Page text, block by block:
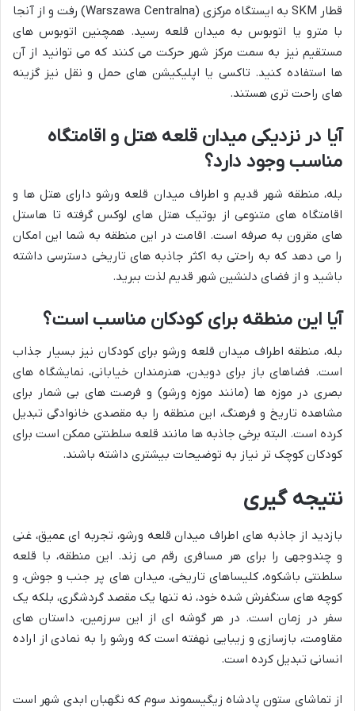
قطار SKM به ایستگاه مرکزی (Warszawa Centralna) رفت و از آنجا
با مترو یا اتوبوس به میدان قلعه رسید. همچنین اتوبوس های
مستقیم نیز به سمت مرکز شهر حرکت می کنند که می توانید از آن
ها استفاده کنید. تاکسی یا اپلیکیشن های حمل و نقل نیز گزینه
های راحت تری هستند.
آیا در نزدیکی میدان قلعه هتل و اقامتگاه
مناسب وجود دارد؟
بله، منطقه شهر قدیم و اطراف میدان قلعه ورشو دارای هتل ها و
اقامتگاه های متنوعی از بوتیک هتل های لوکس گرفته تا هاستل
های مقرون به صرفه است. اقامت در این منطقه به شما این امکان
را می دهد که به راحتی به اکثر جاذبه های تاریخی دسترسی داشته
باشید و از فضای دلنشین شهر قدیم لذت ببرید.
آیا این منطقه برای کودکان مناسب است؟
بله، منطقه اطراف میدان قلعه ورشو برای کودکان نیز بسیار جذاب
است. فضاهای باز برای دویدن، هنرمندان خیابانی، نمایشگاه های
بصری در موزه ها (مانند موزه ورشو) و فرصت های بی شمار برای
مشاهده تاریخ و فرهنگ، این منطقه را به مقصدی خانوادگی تبدیل
کرده است. البته برخی جاذبه ها مانند قلعه سلطنتی ممکن است برای
کودکان کوچک تر نیاز به توضیحات بیشتری داشته باشند.
نتیجه گیری
بازدید از جاذبه های اطراف میدان قلعه ورشو، تجربه ای عمیق، غنی
و چندوجهی را برای هر مسافری رقم می زند. این منطقه، با قلعه
سلطنتی باشکوه، کلیساهای تاریخی، میدان های پر جنب و جوش، و
کوچه های سنگفرش شده خود، نه تنها یک مقصد گردشگری، بلکه یک
سفر در زمان است. در هر گوشه ای از این سرزمین، داستان های
مقاومت، بازسازی و زیبایی نهفته است که ورشو را به نمادی از اراده
انسانی تبدیل کرده است.
از تماشای ستون پادشاه زیگیسموند سوم که نگهبان ابدی شهر است